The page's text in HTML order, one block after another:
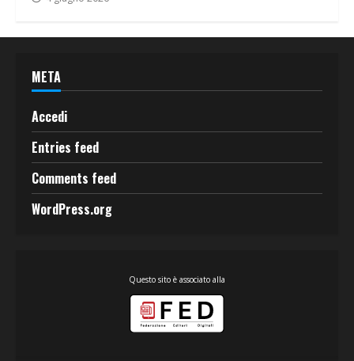
META
Accedi
Entries feed
Comments feed
WordPress.org
Questo sito è associato alla